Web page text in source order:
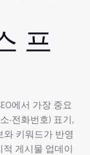
프
에서 가장 중요
·전화번호) 표기,
와 키워드가 반영
게시물 업데이